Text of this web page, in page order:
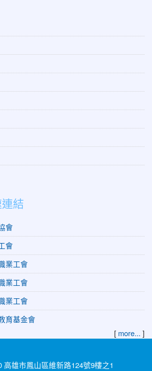
結
會
會
業工會
業工會
業工會
育基金會
[ more... ]
高雄市鳳山區維新路124號9樓之1